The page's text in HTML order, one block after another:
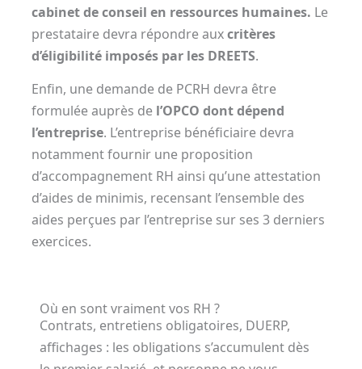
cabinet de conseil en ressources humaines. Le
prestataire devra répondre auxcritères
d’éligibilité imposés par les DREETS.
Enfin, une demande de PCRH devra être
formulée auprès de l’OPCO dont dépend
l’entreprise. L’entreprise bénéficiaire devra
notamment fournir une proposition
d’accompagnement RH ainsi qu’une attestation
d’aides de minimis, recensant l’ensemble des
aides perçues par l’entreprise sur ses 3 derniers
exercices.
Où en sont vraiment vos RH ?
Contrats, entretiens obligatoires, DUERP,
affichages : les obligations s’accumulent dès